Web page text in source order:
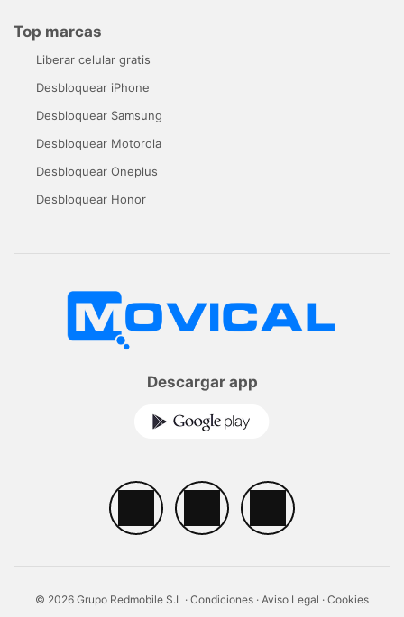
Top marcas
Liberar celular gratis
Desbloquear iPhone
Desbloquear Samsung
Desbloquear Motorola
Desbloquear Oneplus
Desbloquear Honor
Descargar app
© 2026 Grupo Redmobile S.L · Condiciones · Aviso Legal · Cookies